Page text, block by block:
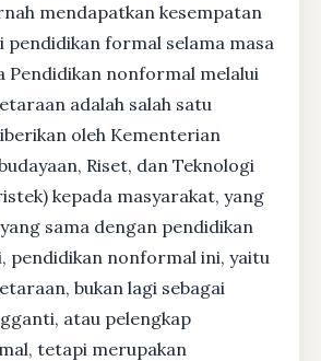
mendapatkan kesempatan
pendidikan formal selama masa
Pendidikan nonformal melalui
adalah salah satu
oleh Kementerian
Riset, dan Teknologi
kepada masyarakat, yang
sama dengan pendidikan
pendidikan nonformal ini, yaitu
bukan lagi sebagai
atau pelengkap
tetapi merupakan